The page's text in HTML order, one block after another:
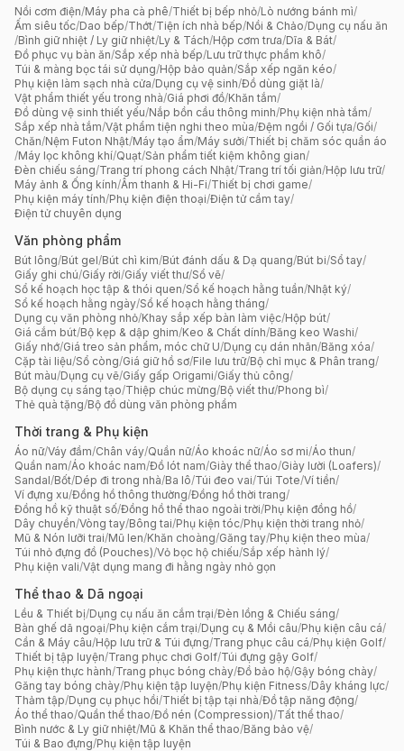
Nồi cơm điện/Máy pha cà phê/Thiết bị bếp nhỏ/Lò nướng bánh mì/
Ấm siêu tốc/Dao bếp/Thớt/Tiện ích nhà bếp/Nồi & Chảo/Dụng cụ nấu ăn
/Bình giữ nhiệt / Ly giữ nhiệt/Ly & Tách/Hộp cơm trưa/Dĩa & Bát/
Đồ phục vụ bàn ăn/Sắp xếp nhà bếp/Lưu trữ thực phẩm khô/
Túi & màng bọc tái sử dụng/Hộp bảo quản/Sắp xếp ngăn kéo/
Phụ kiện làm sạch nhà cửa/Dụng cụ vệ sinh/Đồ dùng giặt là/
Vật phẩm thiết yếu trong nhà/Giá phơi đồ/Khăn tắm/
Đồ dùng vệ sinh thiết yếu/Nắp bồn cầu thông minh/Phụ kiện nhà tắm/
Sắp xếp nhà tắm/Vật phẩm tiện nghi theo mùa/Đệm ngồi / Gối tựa/Gối/
Chăn/Nệm Futon Nhật/Máy tạo ẩm/Máy sưởi/Thiết bị chăm sóc quần áo
/Máy lọc không khí/Quạt/Sản phẩm tiết kiệm không gian/
Đèn chiếu sáng/Trang trí phong cách Nhật/Trang trí tối giản/Hộp lưu trữ/
Máy ảnh & Ống kính/Âm thanh & Hi-Fi/Thiết bị chơi game/
Phụ kiện máy tính/Phụ kiện điện thoại/Điện tử cầm tay/
Điện tử chuyên dụng
Văn phòng phẩm
Bút lông/Bút gel/Bút chì kim/Bút đánh dấu & Dạ quang/Bút bi/Sổ tay/
Giấy ghi chú/Giấy rời/Giấy viết thư/Sổ vẽ/
Sổ kế hoạch học tập & thói quen/Sổ kế hoạch hằng tuần/Nhật ký/
Sổ kế hoạch hằng ngày/Sổ kế hoạch hằng tháng/
Dụng cụ văn phòng nhỏ/Khay sắp xếp bàn làm việc/Hộp bút/
Giá cắm bút/Bộ kẹp & dập ghim/Keo & Chất dính/Băng keo Washi/
Giấy nhớ/Giá treo sản phẩm, móc chữ U/Dụng cụ dán nhãn/Băng xóa/
Cặp tài liệu/Sổ còng/Giá giữ hồ sơ/File lưu trữ/Bộ chỉ mục & Phân trang/
Bút màu/Dụng cụ vẽ/Giấy gấp Origami/Giấy thủ công/
Bộ dụng cụ sáng tạo/Thiệp chúc mừng/Bộ viết thư/Phong bì/
Thẻ quà tặng/Bộ đồ dùng văn phòng phẩm
Thời trang & Phụ kiện
Áo nữ/Váy đầm/Chân váy/Quần nữ/Áo khoác nữ/Áo sơ mi/Áo thun/
Quần nam/Áo khoác nam/Đồ lót nam/Giày thể thao/Giày lười (Loafers)/
Sandal/Bốt/Dép đi trong nhà/Ba lô/Túi đeo vai/Túi Tote/Ví tiền/
Ví đựng xu/Đồng hồ thông thường/Đồng hồ thời trang/
Đồng hồ kỹ thuật số/Đồng hồ thể thao ngoài trời/Phụ kiện đồng hồ/
Dây chuyền/Vòng tay/Bông tai/Phụ kiện tóc/Phụ kiện thời trang nhỏ/
Mũ & Nón lưỡi trai/Mũ len/Khăn choàng/Găng tay/Phụ kiện theo mùa/
Túi nhỏ đựng đồ (Pouches)/Vỏ bọc hộ chiếu/Sắp xếp hành lý/
Phụ kiện vali/Vật dụng mang đi hằng ngày nhỏ gọn
Thể thao & Dã ngoại
Lều & Thiết bị/Dụng cụ nấu ăn cắm trại/Đèn lồng & Chiếu sáng/
Bàn ghế dã ngoại/Phụ kiện cắm trại/Dụng cụ & Mồi câu/Phụ kiện câu cá/
Cần & Máy câu/Hộp lưu trữ & Túi đựng/Trang phục câu cá/Phụ kiện Golf/
Thiết bị tập luyện/Trang phục chơi Golf/Túi đựng gậy Golf/
Phụ kiện thực hành/Trang phục bóng chày/Đồ bảo hộ/Gậy bóng chày/
Găng tay bóng chày/Phụ kiện tập luyện/Phụ kiện Fitness/Dây kháng lực/
Thảm tập/Dụng cụ phục hồi/Thiết bị tập tại nhà/Đồ tập năng động/
Áo thể thao/Quần thể thao/Đồ nén (Compression)/Tất thể thao/
Bình nước & Ly giữ nhiệt/Mũ & Khăn thể thao/Băng bảo vệ/
Túi & Bao đựng/Phụ kiện tập luyện